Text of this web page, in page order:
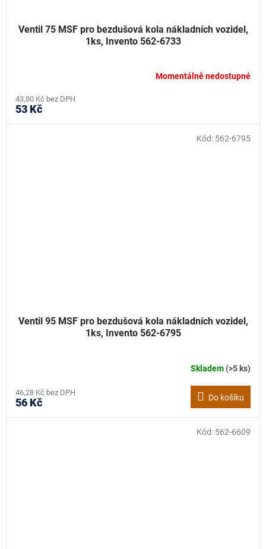
Ventil 75 MSF pro bezdušová kola nákladních vozidel,
1ks, Invento 562-6733
Momentálně nedostupné
43,80 Kč bez DPH
53 Kč
Ventil 95 MSF pro bezdušová kola nákladních vozidel,
1ks, Invento 562-6795
Skladem(>5 ks)
46,28 Kč bez DPH
56 Kč Do košíku
Kód: 562-6795
Kód: 562-6609